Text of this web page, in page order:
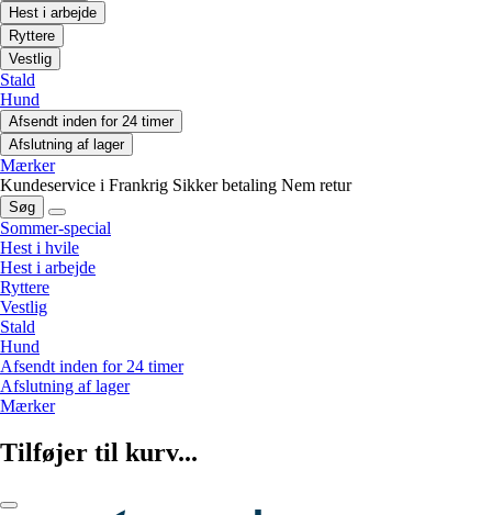
Hest i arbejde
Ryttere
Vestlig
Stald
Hund
Afsendt inden for 24 timer
Afslutning af lager
Mærker
Kundeservice i Frankrig Sikker betaling Nem retur
Søg
Sommer-special
Hest i hvile
Hest i arbejde
Ryttere
Vestlig
Stald
Hund
Afsendt inden for 24 timer
Afslutning af lager
Mærker
Tilføjer til kurv...